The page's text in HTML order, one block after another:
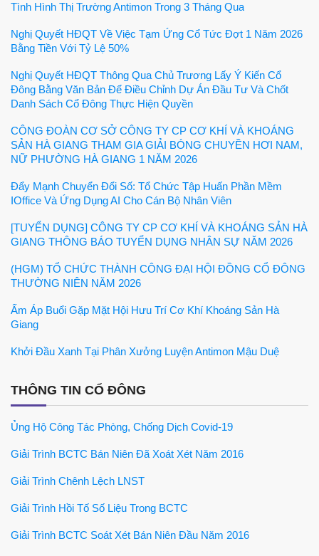
Tình Hình Thị Trường Antimon Trong 3 Tháng Qua
Nghị Quyết HĐQT Về Việc Tạm Ứng Cổ Tức Đợt 1 Năm 2026
Bằng Tiền Với Tỷ Lệ 50%
Nghị Quyết HĐQT Thông Qua Chủ Trương Lấy Ý Kiến Cổ
Đông Bằng Văn Bản Để Điều Chỉnh Dự Án Đầu Tư Và Chốt
Danh Sách Cổ Đông Thực Hiện Quyền
CÔNG ĐOÀN CƠ SỞ CÔNG TY CP CƠ KHÍ VÀ KHOÁNG
SẢN HÀ GIANG THAM GIA GIẢI BÓNG CHUYỀN HƠI NAM,
NỮ PHƯỜNG HÀ GIANG 1 NĂM 2026
Đẩy Mạnh Chuyển Đổi Số: Tổ Chức Tập Huấn Phần Mềm
IOffice Và Ứng Dụng AI Cho Cán Bộ Nhân Viên
[TUYỂN DỤNG] CÔNG TY CP CƠ KHÍ VÀ KHOÁNG SẢN HÀ
GIANG THÔNG BÁO TUYỂN DỤNG NHÂN SỰ NĂM 2026
(HGM) TỔ CHỨC THÀNH CÔNG ĐẠI HỘI ĐỒNG CỔ ĐÔNG
THƯỜNG NIÊN NĂM 2026
Ấm Áp Buổi Gặp Mặt Hội Hưu Trí Cơ Khí Khoáng Sản Hà
Giang
Khởi Đầu Xanh Tại Phân Xưởng Luyện Antimon Mậu Duệ
THÔNG TIN CỔ ĐÔNG
Ủng Hộ Công Tác Phòng, Chống Dịch Covid-19
Giải Trình BCTC Bán Niên Đã Xoát Xét Năm 2016
Giải Trình Chênh Lệch LNST
Giải Trình Hồi Tố Số Liệu Trong BCTC
Giải Trình BCTC Soát Xét Bán Niên Đầu Năm 2016